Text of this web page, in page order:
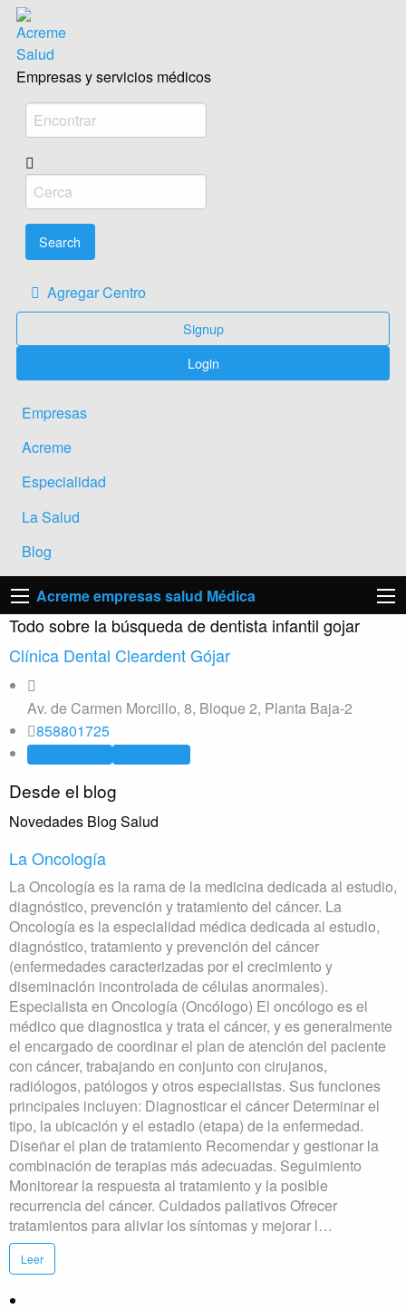
Acreme empresas salud Médica
Empresas y servicios médicos
Agregar Centro
Signup
Login
Empresas
Acreme
Especialidad
La Salud
Blog
Acreme empresas salud Médica
Todo sobre la búsqueda de dentista infantil gojar
Clínica Dental Cleardent Gójar
Av. de Carmen Morcillo, 8, Bloque 2, Planta Baja-2
858801725
Desde el blog
Novedades Blog Salud
La Oncología
La Oncología es la rama de la medicina dedicada al estudio,
diagnóstico, prevención y tratamiento del cáncer. La
Oncología es la especialidad médica dedicada al estudio,
diagnóstico, tratamiento y prevención del cáncer
(enfermedades caracterizadas por el crecimiento y
diseminación incontrolada de células anormales).
Especialista en Oncología (Oncólogo) El oncólogo es el
médico que diagnostica y trata el cáncer, y es generalmente
el encargado de coordinar el plan de atención del paciente
con cáncer, trabajando en conjunto con cirujanos,
radiólogos, patólogos y otros especialistas. Sus funciones
principales incluyen: Diagnosticar el cáncer Determinar el
tipo, la ubicación y el estadio (etapa) de la enfermedad.
Diseñar el plan de tratamiento Recomendar y gestionar la
combinación de terapias más adecuadas. Seguimiento
Monitorear la respuesta al tratamiento y la posible
recurrencia del cáncer. Cuidados paliativos Ofrecer
tratamientos para aliviar los síntomas y mejorar l…
Leer